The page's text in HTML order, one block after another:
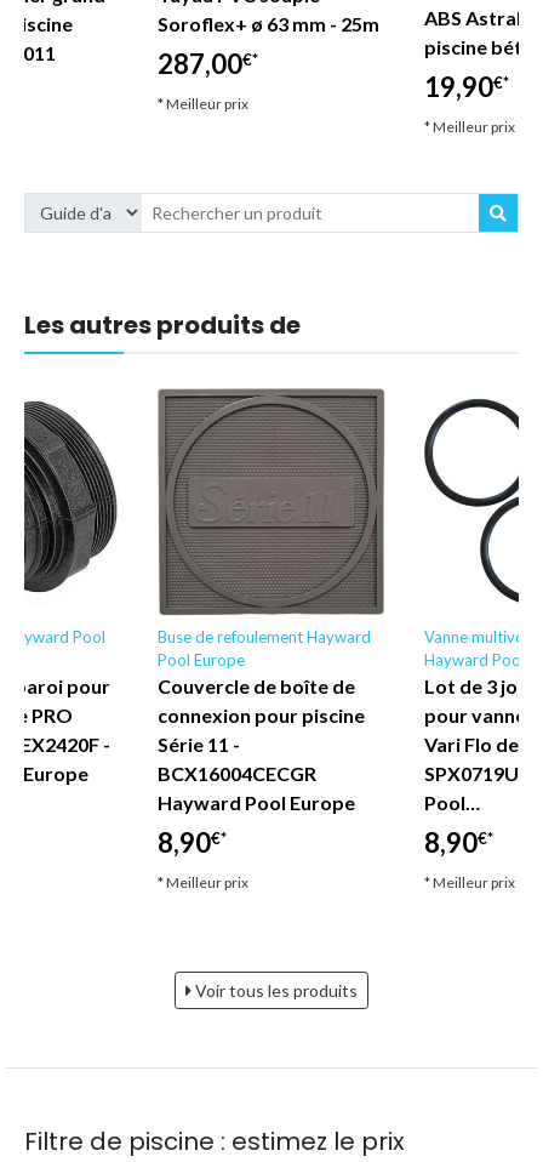
piscine
Soroflex+ ø 63 mm - 25m
287,00€*
* Meilleur prix
ABS
piscine
19,90€*
* Meilleur prix
Les autres produits de
Hayward Pool
paroi pour
PRO
-
Europe
Buse de refoulement Hayward
Pool Europe
Couvercle de boîte de
connexion pour piscine
Série 11 -
BCX16004CECGR
Hayward Pool Europe
8,90€*
* Meilleur prix
Vanne
Hayward Pool
Lot de 3
pour vanne
Vari Flo de
Pool…
8,90€*
* Meilleur prix
Voir tous les produits
Filtre de piscine : estimez le prix